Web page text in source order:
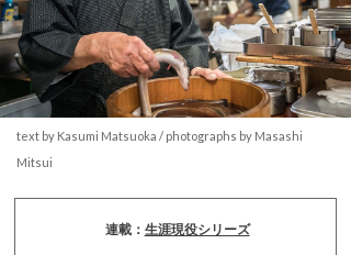
text by Kasumi Matsuoka / photographs by Masashi
Mitsui
連載： 生涯現役シリーズ